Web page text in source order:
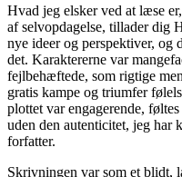
Hvad jeg elsker ved at læse
af selvopdagelse, tillader dig
nye ideer og perspektiver, og
det. Karaktererne var
fejlbehæftede, som rigtige
gratis kampe og triumfer
plottet var engagerende,
uden den autenticitet, jeg har
forfatter.
Skrivningen var som et blidt,